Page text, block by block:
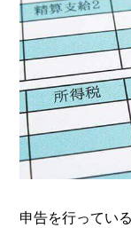
申告を行ってい